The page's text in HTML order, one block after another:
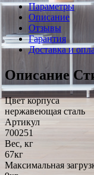
Параметры
Описание
Отзывы
Гарантия
Доставка и
Описание
Цвет корпуса
нержавеющая сталь
Артикул
700251
Вес, кг
67кг
Максимальная